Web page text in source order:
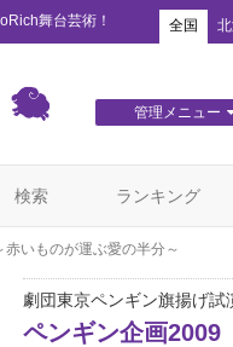
舞台芸術！ 全国
管理メニュー
検索 ランキング
いものが運ぶ愛の半分～
劇団東京ペンギン旗揚げ試
ペンギン企画